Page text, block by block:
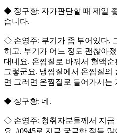
◆ 정구황: 자가판단할 때 제일
습니다.
◇ 손영주: 부기가 좀 부어있다,
히고. 부기가 어느 정도 괜찮아
대네요. 온찜질로 바꿔서 혈액
그렇군요. 냉찜질에서 온찜질의
면 그러면 온찜질로 들어가시는
◆ 정구황: 네.
◇ 손영주: 청취자분들께서 지금
요. #0945로 지금 궁금한 점들